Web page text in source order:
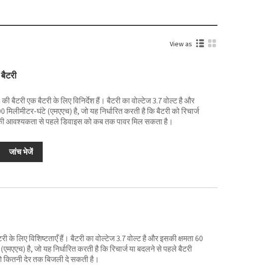
View as
बैटरी एक बैटरी के लिए विनिर्देश हैं। बैटरी का वोल्टेज 3.7 वोल्ट है और
मिलीमीटर-घंटे (एमएएच) है, जो यह निर्धारित करती है कि बैटरी को रिचार्ज
आवश्यकता से पहले डिवाइस को कब तक पावर मिल सकता है।
जांच भेजें
के लिए विशिष्टताएँ हैं। बैटरी का वोल्टेज 3.7 वोल्ट है और इसकी क्षमता 60
है, जो यह निर्धारित करती है कि रिचार्ज या बदलने से पहले बैटरी
कितनी देर तक बिजली दे सकती है।